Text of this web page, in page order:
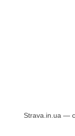
Strava.in.ua —